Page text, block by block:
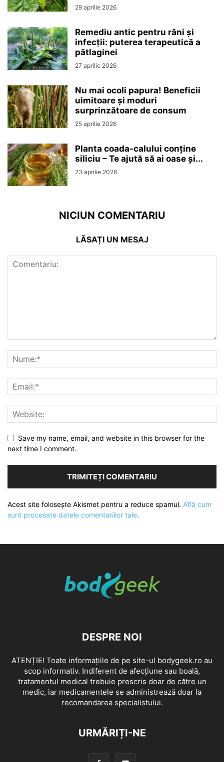
29 aprilie 2026
Remediu antic pentru răni și
infecții: puterea terapeutică a
pătlaginei
27 aprilie 2026
Nu mai ocoli papura! Beneficii
uimitoare și moduri
surprinzătoare de consum
25 aprilie 2026
Planta coada-calului conține
siliciu – Te ajută să ai oase și...
23 aprilie 2026
NICIUN COMENTARIU
LĂSAȚI UN MESAJ
Save my name, email, and website in this browser for the
next time I comment.
Acest site folosește Akismet pentru a reduce spamul. Află cum
sunt procesate datele comentariilor tale.
DESPRE NOI
ATENȚIE! Toate informațiile de pe site-ul bodygeek.ro au
scop informativ. Indiferent de afecțiune sau boală,
tratamentul medical trebuie prescris doar de către un
medic, iar medicamentele se administrează doar la
recomandarea specialistului.
URMĂRIȚI-NE